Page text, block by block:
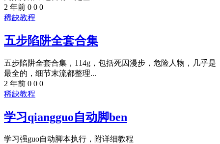
2 年前 0 0 0
稀缺教程
五步陷阱全套合集
五步陷阱全套合集，114g，包括死囚漫步，危险人物，几乎是
最全的，细节末流都整理...
2 年前 0 0 0
稀缺教程
学习qiangguo自动脚ben
学习强guo自动脚本执行，附详细教程